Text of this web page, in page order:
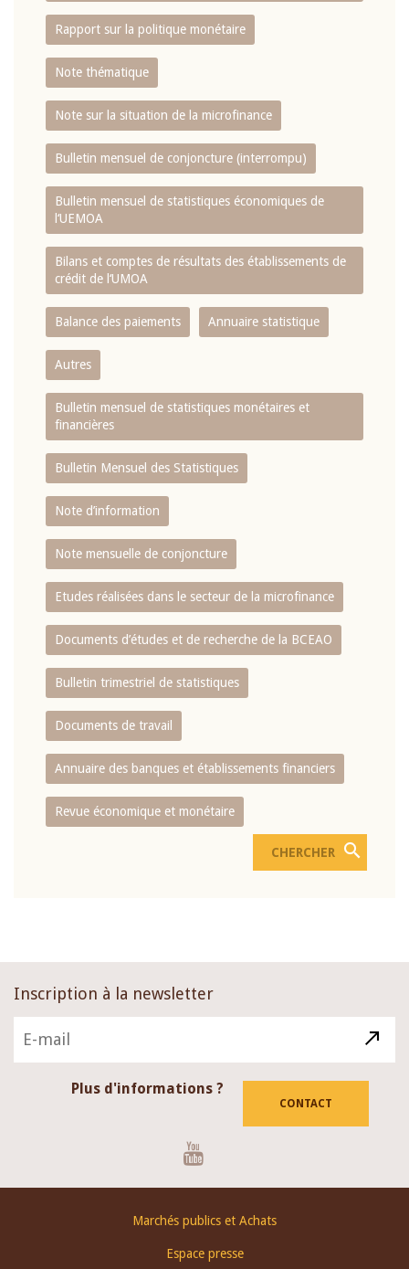
Rapport sur la politique monétaire
Note thématique
Note sur la situation de la microfinance
Bulletin mensuel de conjoncture (interrompu)
Bulletin mensuel de statistiques économiques de
l‘UEMOA
Bilans et comptes de résultats des établissements de
crédit de l‘UMOA
Balance des paiements Annuaire statistique
Autres
Bulletin mensuel de statistiques monétaires et
financières
Bulletin Mensuel des Statistiques
Note d’information
Note mensuelle de conjoncture
Etudes réalisées dans le secteur de la microfinance
Documents d’études et de recherche de la BCEAO
Bulletin trimestriel de statistiques
Documents de travail
Annuaire des banques et établissements financiers
Revue économique et monétaire
Inscription à la newsletter
Plus d'informations ?
CONTACT
Marchés publics et Achats
Espace presse